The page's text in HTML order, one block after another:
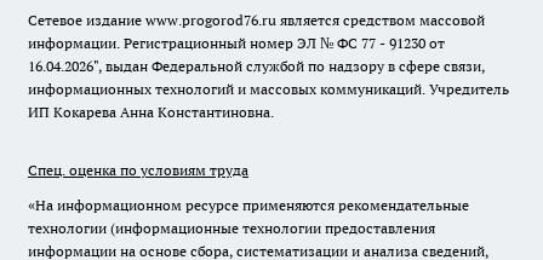
Сетевое издание www.progorod76.ru является средством массовой
информации. Регистрационный номер ЭЛ № ФС 77 - 91230 от
16.04.2026", выдан Федеральной службой по надзору в сфере связи,
информационных технологий и массовых коммуникаций. Учредитель
ИП Кокарева Анна Константиновна.
Спец. оценка по условиям труда
«На информационном ресурсе применяются рекомендательные
технологии (информационные технологии предоставления
информации на основе сбора, систематизации и анализа сведений,